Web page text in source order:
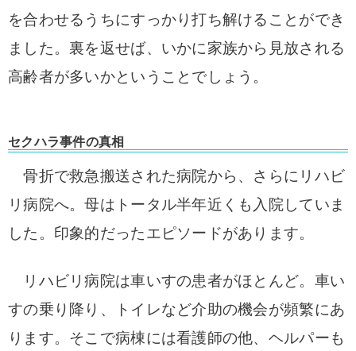
を合わせるうちにすっかり打ち解けることができ
ました。 裏を返せば、いかに家族から見放される
高齢者が多いかということでしょう。
セクハラ事件の真相
骨折で救急搬送された病院から、さらにリハビ
リ病院へ。母はトータル半年近くも入院していま
した。 印象的だったエピソードがあります。
リハビリ病院は車いすの患者がほとんど。車い
すの乗り降り、トイレなど介助の機会が頻繁にあ
ります。 そこで病棟には看護師の他、ヘルパーも